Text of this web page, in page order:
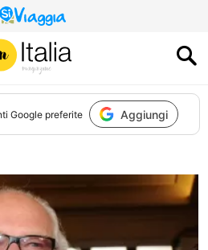
QUESTO
SITO
CONTRIBUISCE
ALL’AUDIENCE
DI
Google preferite Aggiungi